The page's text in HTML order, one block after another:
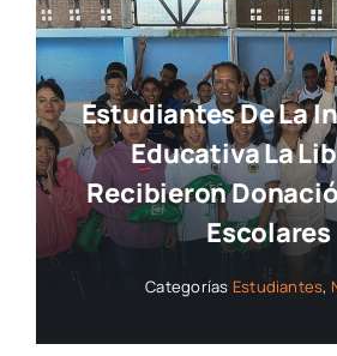
Estudiantes De La
Educativa La
Recibieron
Escolares
Categorías Estudiantes,